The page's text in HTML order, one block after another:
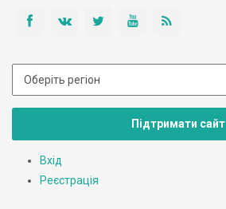
Підтримати сайт
Вхід
Реєстрація